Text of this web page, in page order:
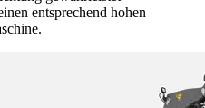
entsprechend hohen